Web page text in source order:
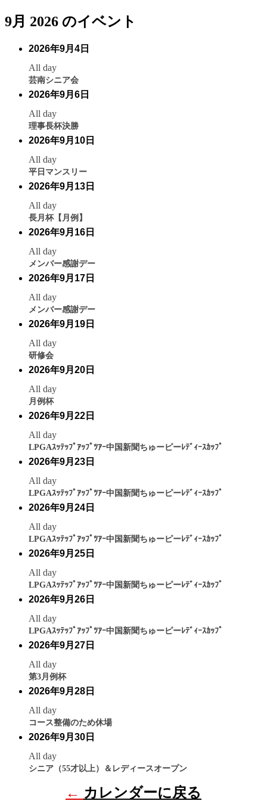
9月 2026 のイベント
2026年9月4日
All day
芸南シニア会
2026年9月6日
All day
理事長杯決勝
2026年9月10日
All day
平日マンスリー
2026年9月13日
All day
長月杯【月例】
2026年9月16日
All day
メンバー感謝デー
2026年9月17日
All day
メンバー感謝デー
2026年9月19日
All day
研修会
2026年9月20日
All day
月例杯
2026年9月22日
All day
LPGAｽｯﾃｯﾌﾟｱｯﾌﾟﾂｱｰ中国新聞ちゅーピーﾚﾃﾞｨｰｽｶｯﾌﾟ
2026年9月23日
All day
LPGAｽｯﾃｯﾌﾟｱｯﾌﾟﾂｱｰ中国新聞ちゅーピーﾚﾃﾞｨｰｽｶｯﾌﾟ
2026年9月24日
All day
LPGAｽｯﾃｯﾌﾟｱｯﾌﾟﾂｱｰ中国新聞ちゅーピーﾚﾃﾞｨｰｽｶｯﾌﾟ
2026年9月25日
All day
LPGAｽｯﾃｯﾌﾟｱｯﾌﾟﾂｱｰ中国新聞ちゅーピーﾚﾃﾞｨｰｽｶｯﾌﾟ
2026年9月26日
All day
LPGAｽｯﾃｯﾌﾟｱｯﾌﾟﾂｱｰ中国新聞ちゅーピーﾚﾃﾞｨｰｽｶｯﾌﾟ
2026年9月27日
All day
第3月例杯
2026年9月28日
All day
コース整備のため休場
2026年9月30日
All day
シニア（55才以上）＆レディースオープン
← カレンダーに戻る